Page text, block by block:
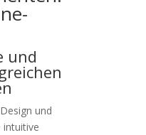
und
und
intuitive